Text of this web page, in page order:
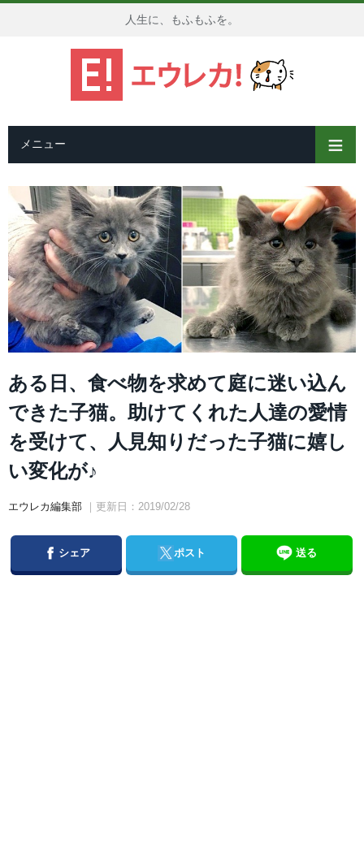
人生に、もふもふを。
メニュー
ある日、食べ物を求めて庭に迷い込ん
できた子猫。助けてくれた人達の愛情
を受けて、人見知りだった子猫に嬉し
い変化が♪
エウレカ編集部 ｜更新日：2019/02/28
Facebook
シェア Twitterポスト 送る